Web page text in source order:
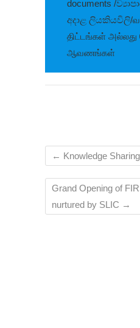
documents /
අදාළ ලියකියවිලි/
திட்டங்கள் அல்லது
ஆவணங்கள்
← Knowledge
Grand Opening of
nurtured by SLIC →